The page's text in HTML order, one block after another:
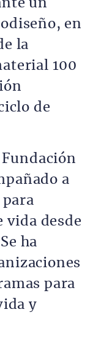
un
en
la
100
de
Fundación
a
vida desde
ha
para
y